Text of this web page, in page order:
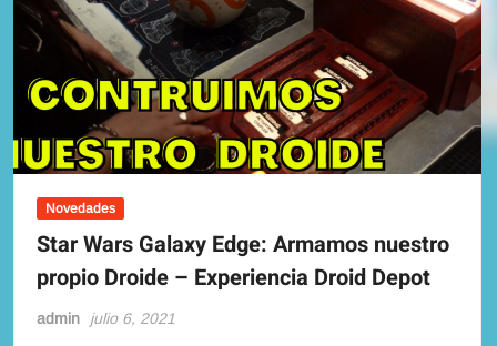
Novedades
Star Wars Galaxy Edge: Armamos nuestro
propio Droide – Experiencia Droid Depot
admin julio 6, 2021